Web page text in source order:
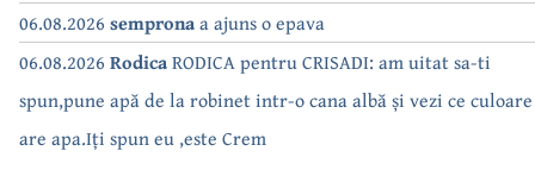
06.08.2026 sempronaa ajuns o epava
06.08.2026 RodicaRODICA pentru CRISADI: am uitat sa-ti
spun,pune apă de la robinet intr-o cana albă și vezi ce culoare
are apa.Iți spun eu ,este Crem